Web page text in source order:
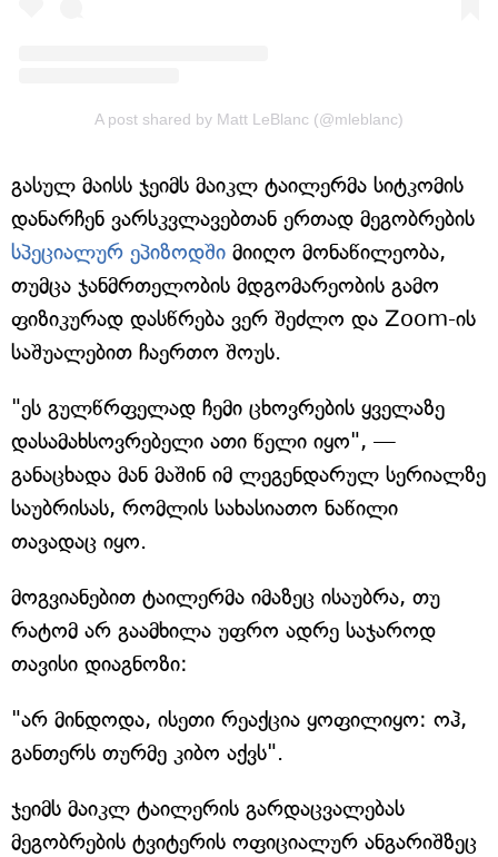
A post shared by Matt LeBlanc (@mleblanc)
გასულ მაისს ჯეიმს მაიკლ ტაილერმა სიტკომის
დანარჩენ ვარსკვლავებთან ერთად მეგობრების
სპეციალურ ეპიზოდში მიიღო მონაწილეობა,
თუმცა ჯანმრთელობის მდგომარეობის გამო
ფიზიკურად დასწრება ვერ შეძლო და Zoom-ის
საშუალებით ჩაერთო შოუს.
"ეს გულწრფელად ჩემი ცხოვრების ყველაზე
დასამახსოვრებელი ათი წელი იყო", —
განაცხადა მან მაშინ იმ ლეგენდარულ სერიალზე
საუბრისას, რომლის სახასიათო ნაწილი
თავადაც იყო.
მოგვიანებით ტაილერმა იმაზეც ისაუბრა, თუ
რატომ არ გაამხილა უფრო ადრე საჯაროდ
თავისი დიაგნოზი:
"არ მინდოდა, ისეთი რეაქცია ყოფილიყო: ოჰ,
განთერს თურმე კიბო აქვს".
ჯეიმს მაიკლ ტაილერის გარდაცვალებას
მეგობრების ტვიტერის ოფიციალურ ანგარიშზეც